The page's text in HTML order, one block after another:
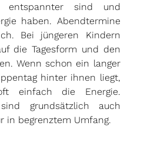
sind und
haben. Abendtermine
Bei jüngeren Kindern
die Tagesform und den
Wenn schon ein langer
hinter ihnen liegt,
einfach die Energie.
grundsätzlich auch
in begrenztem Umfang.